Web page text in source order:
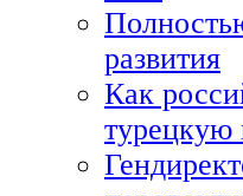
развития
Как
турецкую